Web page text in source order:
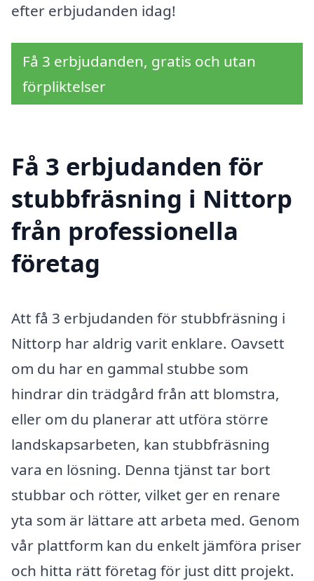
efter erbjudanden idag!
Få 3 erbjudanden, gratis och utan
förpliktelser
Få 3 erbjudanden för
stubbfräsning i Nittorp
från professionella
företag
Att få 3 erbjudanden för stubbfräsning i
Nittorp har aldrig varit enklare. Oavsett
om du har en gammal stubbe som
hindrar din trädgård från att blomstra,
eller om du planerar att utföra större
landskapsarbeten, kan stubbfräsning
vara en lösning. Denna tjänst tar bort
stubbar och rötter, vilket ger en renare
yta som är lättare att arbeta med. Genom
vår plattform kan du enkelt jämföra priser
och hitta rätt företag för just ditt projekt.